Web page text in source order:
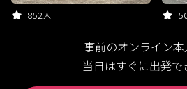
852人
事前のオンライン
当日はすぐに出発